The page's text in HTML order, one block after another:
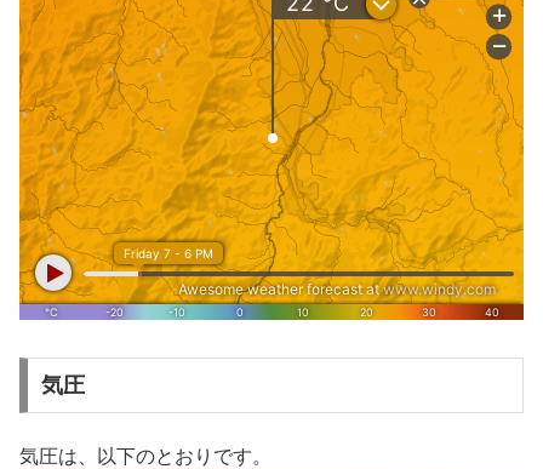
気圧
気圧は、以下のとおりです。